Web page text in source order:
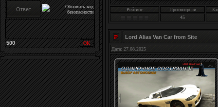
500
Рейтинг Просмотрели
45
Lord Alias Van Car from Site
Дата: 27.08.2025